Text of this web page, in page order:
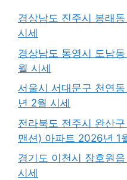
경상남도 진주시 봉래
시세
경상남도 통영시 도남
월 시세
서울시 서대문구 천연
년 2월 시세
전라북도 전주시 완산
맨션) 아파트 2026년 1
경기도 이천시 장호원
시세